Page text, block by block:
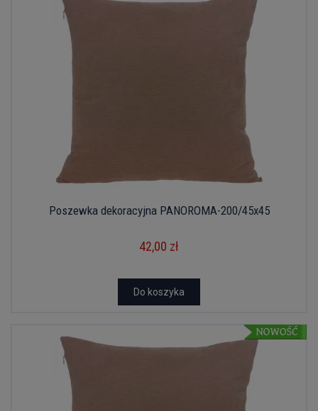
Poszewka dekoracyjna PANOROMA-200/45x45
42,00 zł
Do koszyka